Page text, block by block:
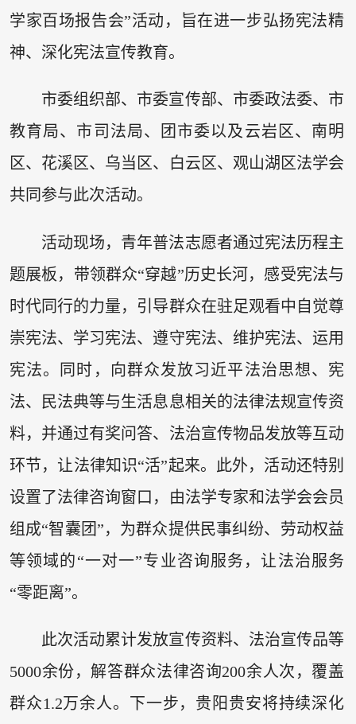
学家百场报告会”活动，旨在进一步弘扬宪法精
神、深化宪法宣传教育。
市委组织部、市委宣传部、市委政法委、市
教育局、市司法局、团市委以及云岩区、南明
区、花溪区、乌当区、白云区、观山湖区法学会
共同参与此次活动。
活动现场，青年普法志愿者通过宪法历程主
题展板，带领群众“穿越”历史长河，感受宪法与
时代同行的力量，引导群众在驻足观看中自觉尊
崇宪法、学习宪法、遵守宪法、维护宪法、运用
宪法。同时，向群众发放习近平法治思想、宪
法、民法典等与生活息息相关的法律法规宣传资
料，并通过有奖问答、法治宣传物品发放等互动
环节，让法律知识“活”起来。此外，活动还特别
设置了法律咨询窗口，由法学专家和法学会会员
组成“智囊团”，为群众提供民事纠纷、劳动权益
等领域的“一对一”专业咨询服务，让法治服务
“零距离”。
此次活动累计发放宣传资料、法治宣传品等
5000余份，解答群众法律咨询200余人次，覆盖
群众1.2万余人。下一步，贵阳贵安将持续深化